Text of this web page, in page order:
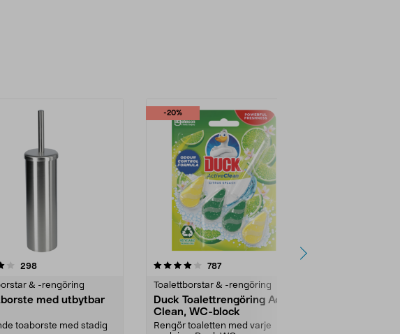
298recensioner
& -rengöring
med utbytbar
toaborste med stadig
-20%
4.0 av 5 stjärnor 787recensioner
Toalettborstar & -rengöring
Duck Toalettrengöring Active
Clean, WC-block
Rengör toaletten med varje
4.5 av 5 stjärnor